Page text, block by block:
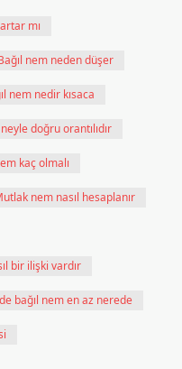
mı
nem neden düşer
nem nedir kısaca
doğru orantılıdır
kaç olmalı
nem nasıl hesaplanır
bir ilişki vardır
bağıl nem en az nerede